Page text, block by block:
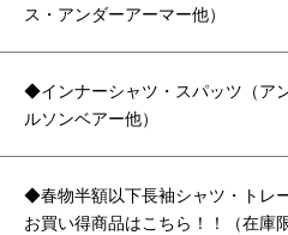
ス・アンダーアーマー他）
◆インナーシャツ・スパッツ（ア
ルソンベアー他）
◆春物半額以下長袖シャツ・トレ
お買い得商品はこちら！！（在庫